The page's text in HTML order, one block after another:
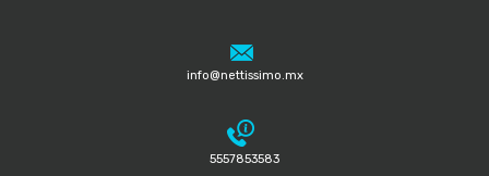
info@nettissimo.mx
5557853583